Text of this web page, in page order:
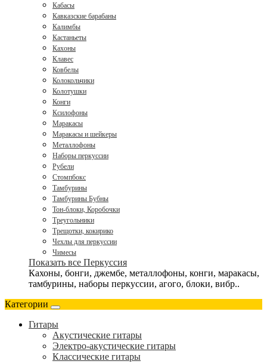
Кабасы
Кавказские барабаны
Калимбы
Кастаньеты
Кахоны
Клавес
Ковбелы
Колокольчики
Колотушки
Конги
Ксилофоны
Маракасы
Маракасы и шейкеры
Металлофоны
Наборы перкуссии
Рубели
Стомпбокс
Тамбурины
Тамбурины Бубны
Тон-блоки, Коробочки
Треугольники
Трещотки, кокирико
Чехлы для перкуссии
Чимесы
Показать все Перкуссия
Кахоны, бонги, джембе, металлофоны, конги, маракасы,
тамбурины, наборы перкуссии, агого, блоки, вибр..
Категории
Гитары
Акустические гитары
Электро-акустические гитары
Классические гитары